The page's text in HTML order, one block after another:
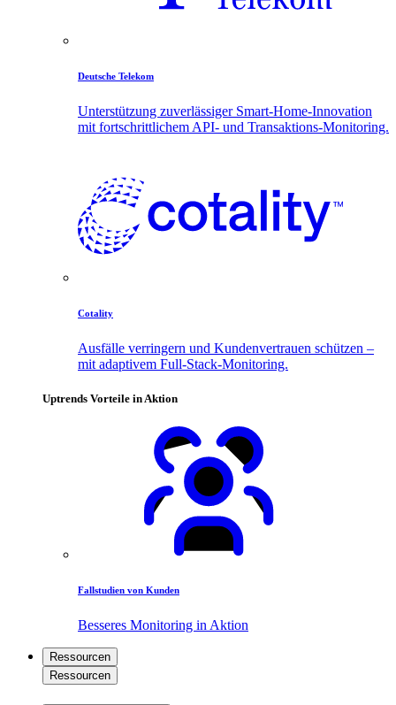
Deutsche Telekom
Unterstützung zuverlässiger Smart-Home-Innovation
mit fortschrittlichem API- und Transaktions-Monitoring.
Cotality
Ausfälle verringern und Kundenvertrauen schützen –
mit adaptivem Full-Stack-Monitoring.
Uptrends Vorteile in Aktion
Fallstudien von Kunden
Besseres Monitoring in Aktion
Ressourcen
Ressourcen